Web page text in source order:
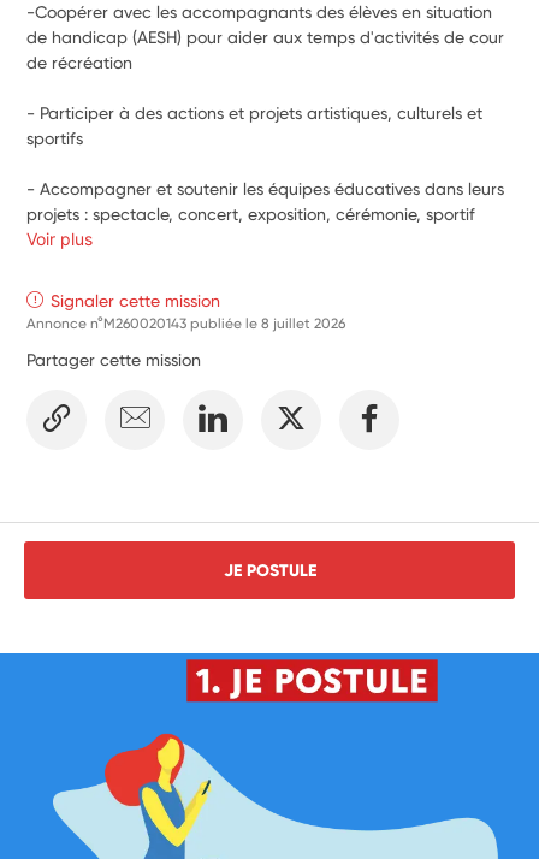
-Coopérer avec les accompagnants des élèves en situation
de handicap (AESH) pour aider aux temps d'activités de cour
de récréation
- Participer à des actions et projets artistiques, culturels et
sportifs
- Accompagner et soutenir les équipes éducatives dans leurs
projets : spectacle, concert, exposition, cérémonie, sportif
Voir plus
Signaler cette mission
Annonce n°M260020143 publiée le8 juillet 2026
Partager cette mission
JE POSTULE